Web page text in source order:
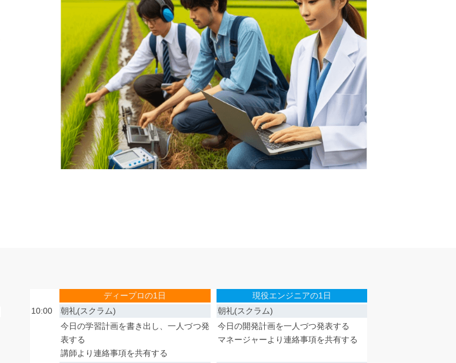
ディープロの1日
現役エンジニアの1日
10:00
朝礼(スクラム)
朝礼(スクラム)
今日の学習計画を書き出し、一人づつ発
表する
講師より連絡事項を共有する
今日の開発計画を一人づつ発表する
マネージャーより連絡事項を共有する